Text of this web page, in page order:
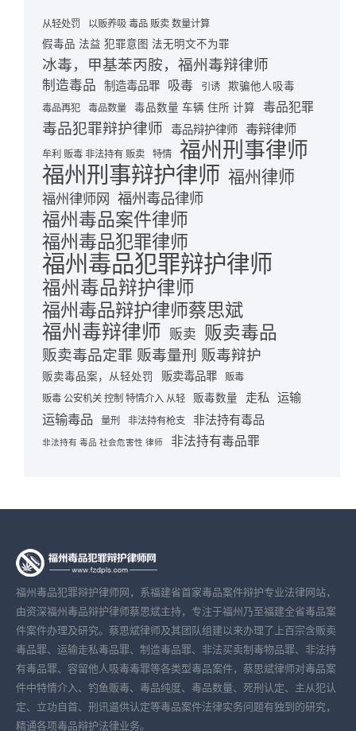
从轻处罚 以贩养吸 毒品 贩卖 数量计算
假毒品 法益 犯罪意图 法无明文不为罪
冰毒，甲基苯丙胺，福州毒辩律师
制造毒品 制造毒品罪 吸毒 引诱 欺骗他人吸毒
毒品再犯 毒品数量 毒品数量 车辆 住所 计算 毒品犯罪
毒品犯罪辩护律师 毒品辩护律师 毒辩律师
牟利 贩毒 非法持有 贩卖 特情 福州刑事律师
福州刑事辩护律师 福州律师
福州律师网 福州毒品律师
福州毒品案件律师
福州毒品犯罪律师
福州毒品犯罪辩护律师
福州毒品辩护律师
福州毒品辩护律师蔡思斌
福州毒辩律师 贩卖 贩卖毒品
贩卖毒品定罪 贩毒量刑 贩毒辩护
贩卖毒品案，从轻处罚 贩卖毒品罪
贩毒
贩毒 公安机关 控制 特情介入 从轻
贩毒数量 走私 运输
运输毒品 量刑 非法持有枪支 非法持有毒品
非法持有 毒品 社会危害性 律师 非法持有毒品罪
福州毒品犯罪辩护律师网，系福建省首家毒品案件辩护专业法律网站，
由资深福州毒品辩护律师蔡思斌主持，专注于福州乃至福建全省毒品案
件案件办理及研究。蔡思斌律师及其团队组建以来办理了上百宗含贩卖
毒品罪、运输走私毒品罪、制造毒品罪、非法买卖制毒物品罪、非法持
有毒品罪、容留他人吸毒毒罪等各类型毒品案件，蔡思斌律师对毒品案
件中特情介入、钓鱼贩毒、毒品纯度、毒品数量、死刑认定、主从犯认
定、立功自首、刑讯逼供认定等毒品案件法律实务问题有独到的研究，
精通各项毒品辩护法律业务。